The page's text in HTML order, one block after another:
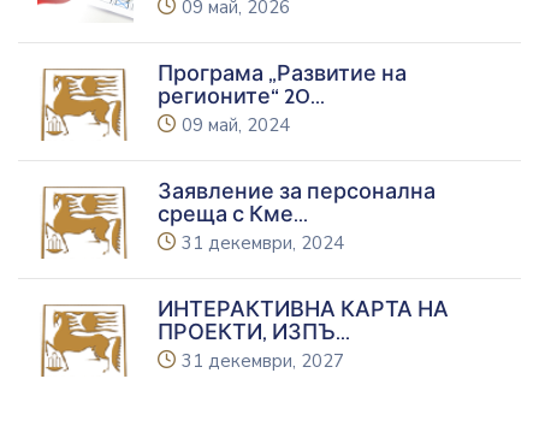
icon
09 май, 2026
Програма „Развитие на
регионите“ 20...
icon
09 май, 2024
Заявление за персонална
среща с Кме...
icon
31 декември, 2024
ИНТЕРАКТИВНА КАРТА НА
ПРОЕКТИ, ИЗПЪ...
icon
31 декември, 2027